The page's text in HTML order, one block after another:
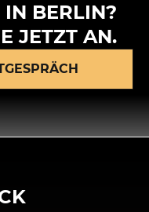
IN BERLIN?
JETZT AN.